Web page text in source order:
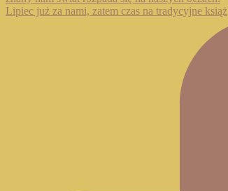
Lipiec już za nami, zatem czas na tradycyjne książ